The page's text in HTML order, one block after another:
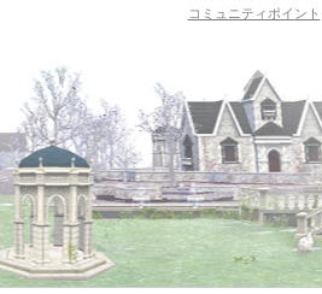
コミュニティポイント